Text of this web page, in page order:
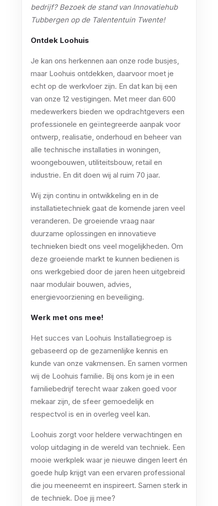
bedrijf? Bezoek de stand van Innovatiehub
Tubbergen op de Talententuin Twente!
Ontdek Loohuis
Je kan ons herkennen aan onze rode busjes,
maar Loohuis ontdekken, daarvoor moet je
echt op de werkvloer zijn. En dat kan bij een
van onze 12 vestigingen. Met meer dan 600
medewerkers bieden we opdrachtgevers een
professionele en geïntegreerde aanpak voor
ontwerp, realisatie, onderhoud en beheer van
alle technische installaties in woningen,
woongebouwen, utiliteitsbouw, retail en
industrie. En dit doen wij al ruim 70 jaar.
Wij zijn continu in ontwikkeling en in de
installatietechniek gaat de komende jaren veel
veranderen. De groeiende vraag naar
duurzame oplossingen en innovatieve
technieken biedt ons veel mogelijkheden. Om
deze groeiende markt te kunnen bedienen is
ons werkgebied door de jaren heen uitgebreid
naar modulair bouwen, advies,
energievoorziening en beveiliging.
Werk met ons mee!
Het succes van Loohuis Installatiegroep is
gebaseerd op de gezamenlijke kennis en
kunde van onze vakmensen. En samen vormen
wij de Loohuis familie. Bij ons kom je in een
familiebedrijf terecht waar zaken goed voor
mekaar zijn, de sfeer gemoedelijk en
respectvol is en in overleg veel kan.
Loohuis zorgt voor heldere verwachtingen en
volop uitdaging in de wereld van techniek. Een
mooie werkplek waar je nieuwe dingen leert én
goede hulp krijgt van een ervaren professional
die jou meeneemt en inspireert. Samen sterk in
de techniek. Doe jij mee?